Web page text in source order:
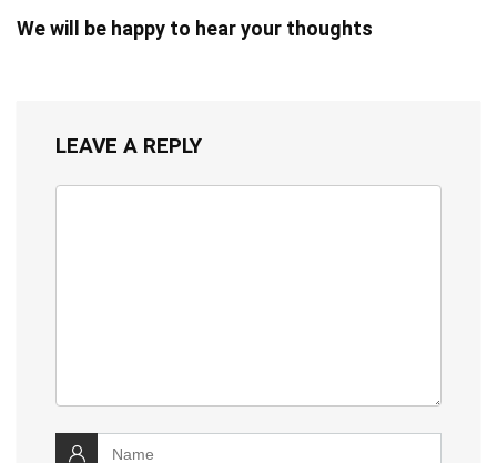
We will be happy to hear your thoughts
LEAVE A REPLY